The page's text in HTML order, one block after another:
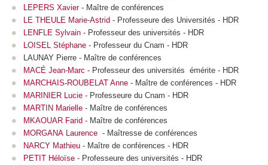
LEPERS Xavier- Maître de conférences
LE THEULE Marie-Astrid - Professeure des Universités - HDR
LENFLE Sylvain - Professeur des universités - HDR
LOISEL Stéphane - Professeur du Cnam - HDR
LAUNAY Pierre - Maître de conférences
MACÉ Jean-Marc - Professeur des universités émérite - HDR
MARCHAIS-ROUBELAT Anne - Maître de conférences - HDR
MARINIER Lucie - Professeure du Cnam - HDR
MARTIN Marielle - Maître de conférences
MKAOUAR Farid - Maître de conférences
MORGANA Laurence - Maîtresse de conférences
NARCY Mathieu - Maître de conférences - HDR
PETIT Héloïse - Professeure des universités - HDR